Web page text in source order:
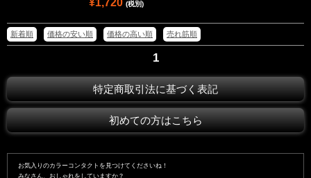
(税別)
新着順 価格の安い順 価格の高い順 売れ筋順
1
特定商取引法に基づく表記
初めての方はこちら
お気入りのカラーコンタクトを見つけてくださいね！
みなさん、おしゃれをしていますか？